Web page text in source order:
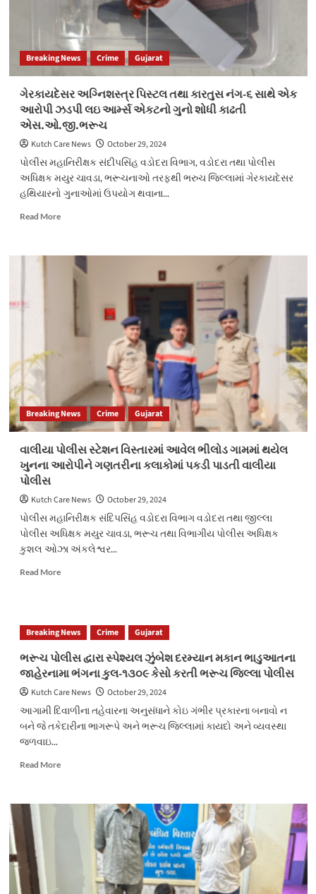
હેરોઇન
સાથે
એક
શખ્સ
ઝડપાયો
Breaking News Crime Gujarat
ગેરકાયદેસર અગ્નિશસ્ત્ર પિસ્ટલ તથા કારતુસ નંગ-૬ સાથે એક
આરોપી ઝડપી લઇ આર્મ્સ એકટનો ગુનો શોધી કાઢતી
એસ.ઓ.જી.ભરૂચ
Kutch Care News
October 29, 2024
પોલીસ મહાનિરીક્ષક સંદીપસિંહ વડોદરા વિભાગ, વડોદરા તથા પોલીસ
અધિક્ષક મયુર ચાવડા, ભરૂચનાઓ તરફથી ભરુચ જિલ્લામાં ગેરકાયદેસર
હથિયારનો ગુનાઓમાં ઉપયોગ થવાના...
Read MoreRead
ગેરકાયદેસર
અગ્નિશસ્ત્ર
પિસ્ટલ
કારતુસ
સાથે
આર્મ્સ
એકટનો
ગુનો
શોધી
કાઢતી
એસ.ઓ.જી.ભરૂચ
Breaking News Crime Gujarat
વાલીયા પોલીસ સ્ટેશન વિસ્તારમાં આવેલ ભીલોડ ગામમાં થયેલ
ખુનના આરોપીને ગણતરીના કલાકોમાં પકડી પાડતી વાલીયા
પોલીસ
Kutch Care News
October 29, 2024
પોલીસ મહાનિરીક્ષક સંદિપસિંહ વડોદરા વિભાગ વડોદરા તથા જીલ્લા
પોલીસ અધિક્ષક મયુર ચાવડા, ભરૂચ તથા વિભાગીય પોલીસ અધિક્ષક
કુશલ ઓઝા અંકલેશ્વર...
Read MoreRead
પોલીસ
સ્ટેશન
વિસ્તારમાં
આવેલ
ભીલોડ
ગામમાં
થયેલ
ખુનના
આરોપીને
પકડી
Breaking News Crime Gujarat
ભરૂચ પોલીસ દ્વારા સ્પેશ્યલ ઝુંબેશ દરમ્યાન મકાન ભાડુઆતના
જાહેરનામા ભંગના કુલ-૧૩૦૯ કેસો કરતી ભરૂચ જિલ્લા પોલીસ
Kutch Care News
October 29, 2024
આગામી દિવાળીના તહેવારના અનુસંધાને કોઇ ગંભીર પ્રકારના બનાવો ન
બને જે તકેદારીના ભાગરૂપે અને ભરૂચ જિલ્લામાં કાયદો અને વ્યવસ્થા
જળવાઇ...
Read MoreRead
ભરૂચ